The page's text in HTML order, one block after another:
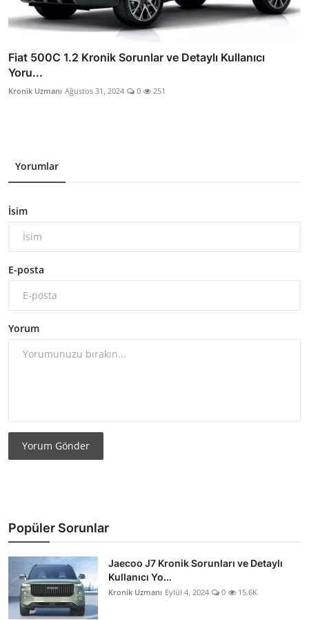
Fiat 500C 1.2 Kronik Sorunlar ve Detaylı Kullanıcı
Yoru...
Kronik Uzmanı Ağustos 31, 2024 0 251
Yorumlar
İsim
E-posta
Yorum
Yorum Gönder
Popüler Sorunlar
Jaecoo J7 Kronik Sorunları ve Detaylı
Kullanıcı Yo...
Kronik Uzmanı Eylül 4, 2024 0 15.6K